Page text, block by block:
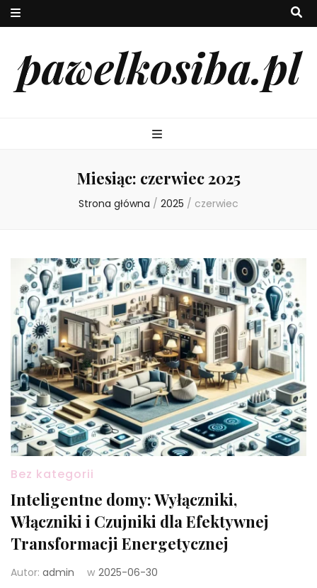
pawelkosiba.pl
Miesiąc: czerwiec 2025
Strona główna / 2025 / czerwiec
Bez kategorii
Inteligentne domy: Wyłączniki,
Włączniki i Czujniki dla Efektywnej
Transformacji Energetycznej
Autor: admin w 2025-06-30